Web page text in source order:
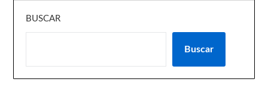
BUSCAR
Buscar